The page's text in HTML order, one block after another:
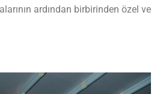
ardından birbirinden özel ve